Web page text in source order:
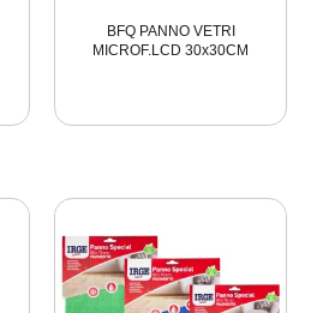
BFQ PANNO VETRI
MICROF.LCD 30x30CM